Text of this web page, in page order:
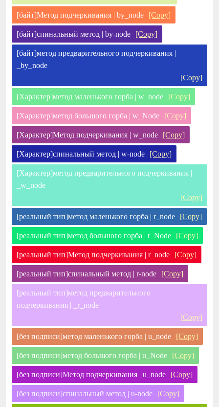
[байт]Метод подчеркивания | by_node [Copy]
[байт]спинальный метод | by-node [Copy]
[байт]метод предварительного подчеркивания |
_by_node
[Copy]
[Характер]метод маленького горба | w_node [Copy]
[Характер]метод большого горба | w_Node [Copy]
[Характер]Метод подчеркивания | w_node [Copy]
[Характер]спинальный метод | w-node [Copy]
[Характер]метод предварительного подчеркивания |
_w_node
[Copy]
[реальный тип]метод маленького горба | r_node [Copy]
[реальный тип]метод большого горба | r_Node [Copy]
[реальный тип]Метод подчеркивания | r_node [Copy]
[реальный тип]спинальный метод | r-node [Copy]
[реальный тип]метод предварительного
подчеркивания | _r_node
[Copy]
[без подписи]метод маленького горба | u_node [Copy]
[без подписи]метод большого горба | u_Node [Copy]
[без подписи]Метод подчеркивания | u_node [Copy]
[без подписи]спинальный метод | u-node [Copy]